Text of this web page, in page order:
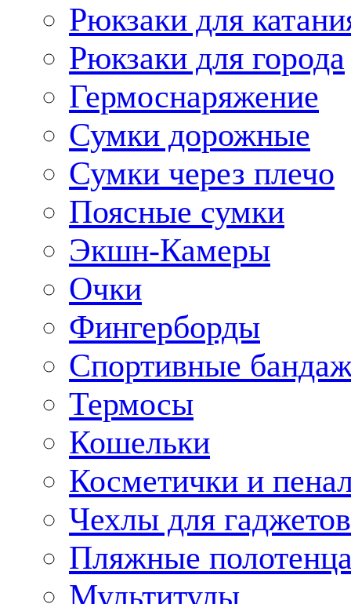
Рюкзаки для
Рюкзаки для города
Гермоснаряжение
Сумки дорожные
Сумки через плечо
Поясные сумки
Экшн-Камеры
Очки
Фингерборды
Спортивные
Термосы
Кошельки
Косметички и
Чехлы для гаджетов
Пляжные
Мультитулы